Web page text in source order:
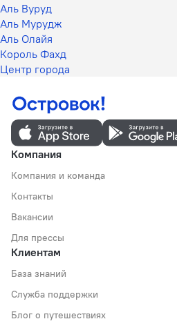
Аль Вуруд
Аль Мурудж
Аль Олайя
Король Фахд
Центр города
Компания
Компания и команда
Контакты
Вакансии
Для прессы
Клиентам
База знаний
Служба поддержки
Блог о путешествиях